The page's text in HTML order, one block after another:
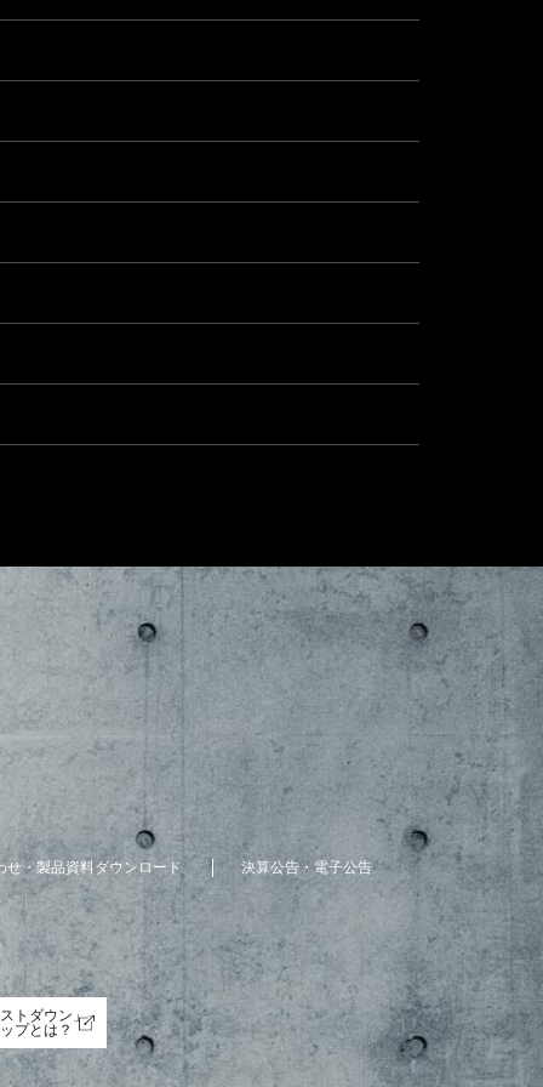
せ・製品資料ダウンロード 決算公告・電子公告
トダウン」
プとは？